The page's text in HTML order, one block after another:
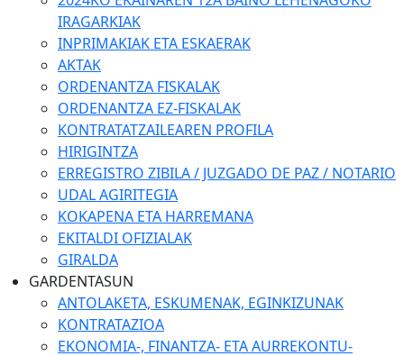
IRAGARKIAK
INPRIMAKIAK ETA ESKAERAK
AKTAK
ORDENANTZA FISKALAK
ORDENANTZA EZ-FISKALAK
KONTRATATZAILEAREN PROFILA
HIRIGINTZA
ERREGISTRO ZIBILA / JUZGADO DE PAZ / NOTARIO
UDAL AGIRITEGIA
KOKAPENA ETA HARREMANA
EKITALDI OFIZIALAK
GIRALDA
GARDENTASUN
ANTOLAKETA, ESKUMENAK, EGINKIZUNAK
KONTRATAZIOA
EKONOMIA-, FINANTZA- ETA AURREKONTU-